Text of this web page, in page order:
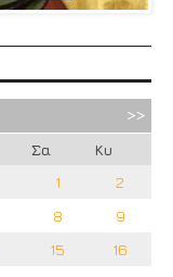
Σα
Κυ
1
2
8
9
15
16